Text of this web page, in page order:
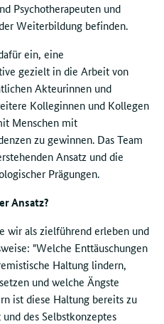
Psychotherapeuten und
Weiterbildung befinden.
ein, eine
gezielt in die Arbeit von
Akteurinnen und
Kolleginnen und Kollegen
Menschen mit
zu gewinnen. Das Team
Ansatz und die
Prägungen.
Ansatz?
wir als zielführend erleben und
"Welche Enttäuschungen
Haltung lindern,
und welche Ängste
ist diese Haltung bereits zu
des Selbstkonzeptes